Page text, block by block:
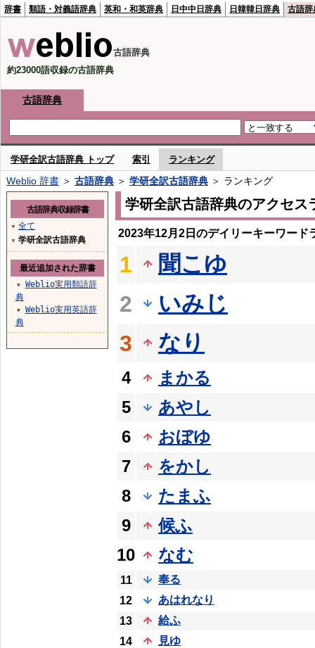
辞書 類語・対義語辞典 英和・和英辞典 日中中日辞典 日韓韓日辞典 古語辞
古語辞典
約23000語収録の古語辞典
古語辞典
学研全訳古語辞典 トップ 索引 ランキング
Weblio 辞書 ＞ 古語辞典 ＞ 学研全訳古語辞典 ＞ ランキング
学研全訳古語辞典のアクセス
2023年12月2日のデイリーキーワード
1
聞こゆ
2
いみじ
3
なり
4
まかる
5
あやし
6
おぼゆ
7
をかし
8
たまふ
9
候ふ
10
なむ
11
奉る
12
あはれなり
13
給ふ
14
見ゆ
古語辞典収録辞書
▼ 全て
▼ 学研全訳古語辞典
最近追加された辞書
▼
Weblio実用類語辞
典
▼
Weblio実用英語辞
典